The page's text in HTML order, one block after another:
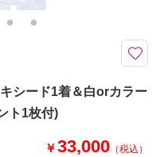
ドレス＆カラードレスなんて組
スタジオやロケーションで、1
5月17日
シード1着＆白orカラー
ト1枚付)
￥33,000 （税込）